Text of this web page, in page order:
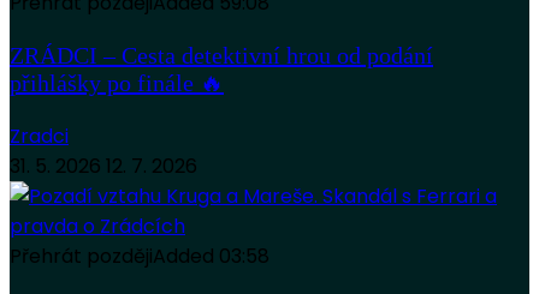
ZRÁDCI – Cesta detektivní hrou od podání
přihlášky po finále 🔥
Zradci
31. 5. 2026 12. 7. 2026
Přehrát pozdějiAdded 03:58